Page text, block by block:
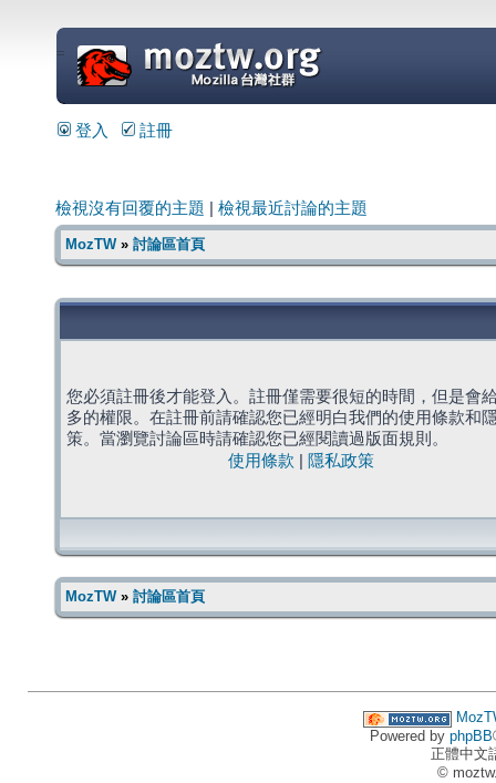
=
登入 註冊
檢視沒有回覆的主題 檢視最近討論的主題
MozTW» 討論區首頁
您必須註冊後才能登入。註冊僅需要很短的時間，但是會
多的權限。在註冊前請確認您已經明白我們的使用條款和
策。當瀏覽討論區時請確認您已經閱讀過版面規則。
使用條款
隱私政策
MozTW» 討論區首頁
Powered by phpBB
正體中文
©